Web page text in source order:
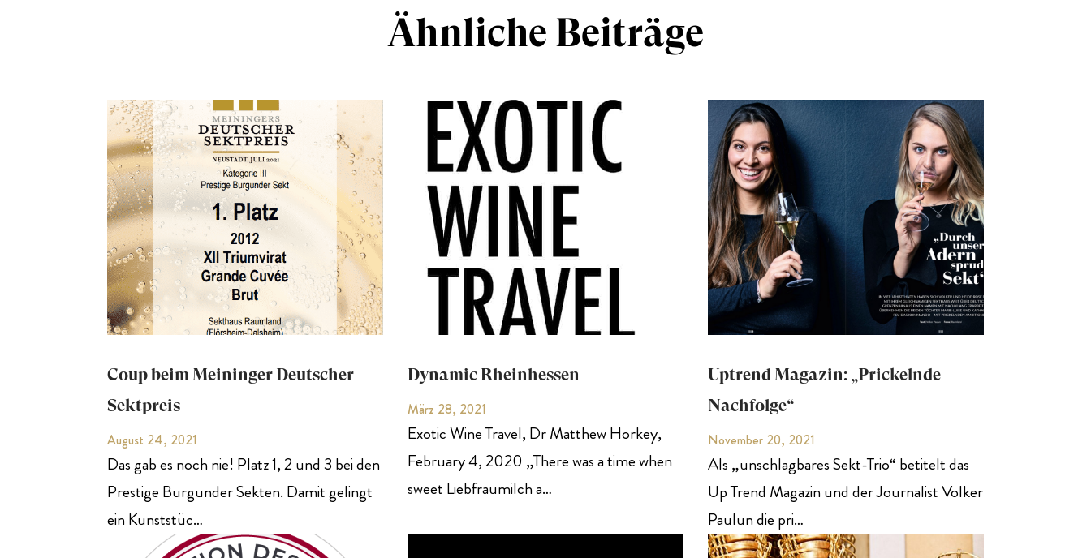
Ähnliche Beiträge
Coup beim Meininger Deutscher
Sektpreis
August 24, 2021
Das gab es noch nie! Platz 1, 2 und 3 bei den
Prestige Burgunder Sekten. Damit gelingt
ein Kunststüc…
Dynamic Rheinhessen
März 28, 2021
Exotic Wine Travel, Dr Matthew Horkey,
February 4, 2020 „There was a time when
sweet Liebfraumilch a…
Uptrend Magazin: „Prickelnde
Nachfolge“
November 20, 2021
Als „unschlagbares Sekt-Trio“ betitelt das
Up Trend Magazin und der Journalist Volker
Paulun die pri…